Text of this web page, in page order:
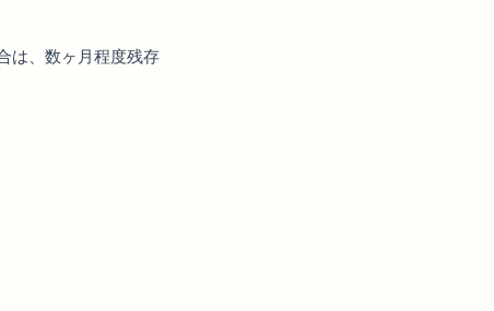
は、数ヶ月程度残存